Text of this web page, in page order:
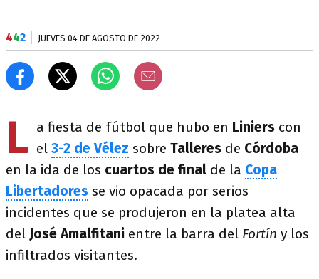
442 JUEVES 04 DE AGOSTO DE 2022
L a fiesta de fútbol que hubo en Liniers con
el 3-2 de Vélez sobre Talleres de Córdoba
en la ida de los cuartos de final de la Copa
Libertadores se vio opacada por serios
incidentes que se produjeron en la platea alta
del José Amalfitani entre la barra del Fortín y los
infiltrados visitantes.